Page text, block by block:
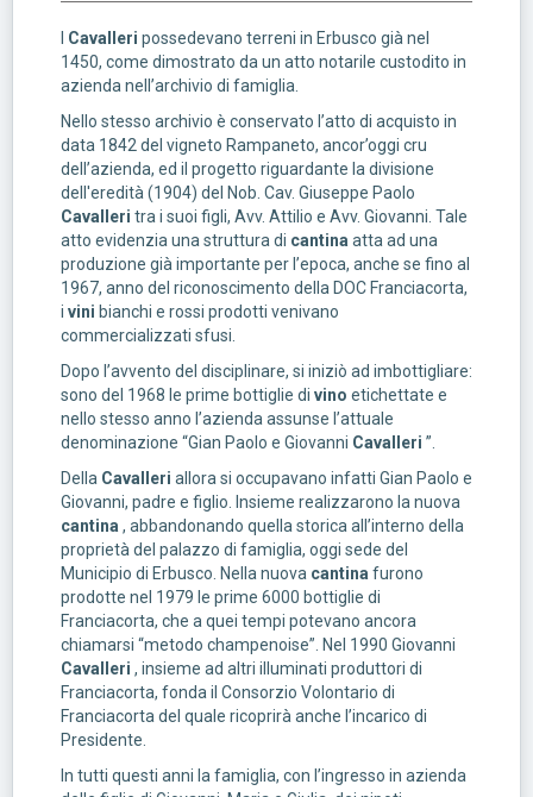
Cavalleri possedevano terreni in Erbusco già nel
1450, come dimostrato da un atto notarile custodito in
azienda nell’archivio di famiglia.
Nello stesso archivio è conservato l’atto di acquisto in
data 1842 del vigneto Rampaneto, ancor’oggi cru
dell’azienda, ed il progetto riguardante la divisione
dell'eredità (1904) del Nob. Cav. Giuseppe Paolo
Cavalleri tra i suoi figli, Avv. Attilio e Avv. Giovanni. Tale
atto evidenzia una struttura di cantinaatta ad una
produzione già importante per l’epoca, anche se fino al
1967, anno del riconoscimento della DOC Franciacorta,
i vini bianchi e rossi prodotti venivano
commercializzati sfusi.
Dopo l’avvento del disciplinare, si iniziò ad imbottigliare:
sono del 1968 le prime bottiglie di vino etichettate e
nello stesso anno l’azienda assunse l’attuale
denominazione “Gian Paolo e Giovanni Cavalleri ”.
Della Cavalleri allora si occupavano infatti Gian Paolo e
Giovanni, padre e figlio. Insieme realizzarono la nuova
cantina, abbandonando quella storica all’interno della
proprietà del palazzo di famiglia, oggi sede del
Municipio di Erbusco. Nella nuova cantinafurono
prodotte nel 1979 le prime 6000 bottiglie di
Franciacorta, che a quei tempi potevano ancora
chiamarsi “metodo champenoise”. Nel 1990 Giovanni
Cavalleri , insieme ad altri illuminati produttori di
Franciacorta, fonda il Consorzio Volontario di
Franciacorta del quale ricoprirà anche l’incarico di
Presidente.
In tutti questi anni la famiglia, con l’ingresso in azienda